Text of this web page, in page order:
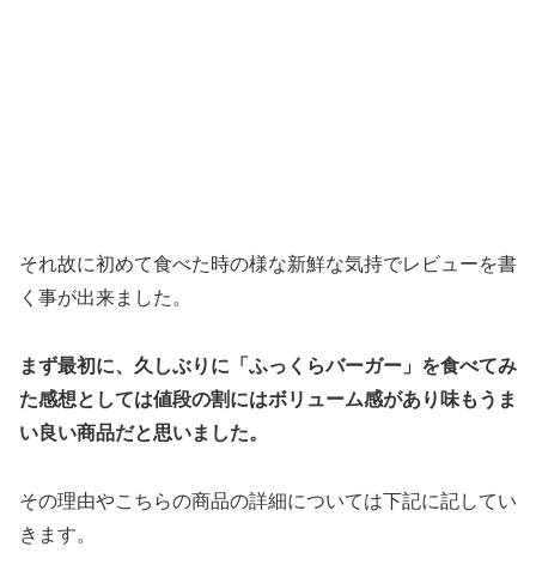
それ故に初めて食べた時の様な新鮮な気持でレビューを書
く事が出来ました。
まず最初に、久しぶりに「ふっくらバーガー」を食べてみ
た感想としては値段の割にはボリューム感があり味もうま
い良い商品だと思いました。
その理由やこちらの商品の詳細については下記に記してい
きます。